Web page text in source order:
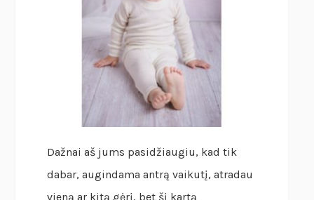
Dažnai aš jums pasidžiaugiu, kad tik
dabar, augindama antrą vaikutį, atradau
vieną ar kitą gėrį, bet šį kartą